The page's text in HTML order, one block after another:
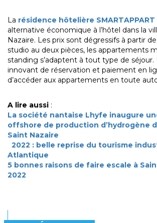
La résidence hôtelière SMARTAPPART
alternative économique à l’hôtel dans la
Nazaire. Les prix sont dégressifs à partir
studio au deux pièces, les appartements
standing s’adaptent à tout type de
innovant de réservation et paiement en
d’accéder aux appartements en toute
A lire aussi :
La société nantaise Lhyfe inaugure
offshore de production d’hydrogène
Saint Nazaire
2022 : belle reprise du tourisme
Atlantique
5 bonnes raisons de faire escale à
2022